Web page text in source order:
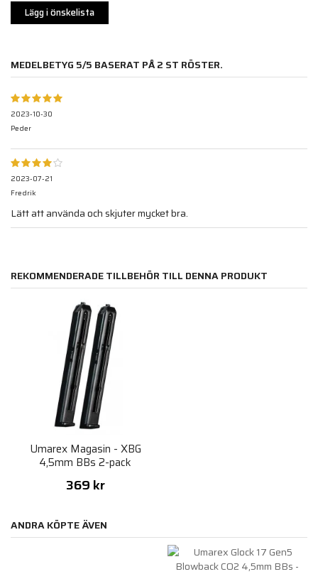
Lägg i önskelista
MEDELBETYG 5/5 BASERAT PÅ2 ST RÖSTER.
2023-10-30
Peder
2023-07-21
Fredrik
Lätt att använda och skjuter mycket bra.
REKOMMENDERADE TILLBEHÖR TILL DENNA PRODUKT
Umarex Magasin - XBG
4,5mm BBs 2-pack
369 kr
ANDRA KÖPTE ÄVEN